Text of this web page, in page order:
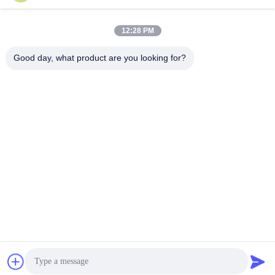
17. Stockwerk, Block 9A, Baoneng Science Park, Qinghu
Energiewaffe Lieferant. Copyright-© 2024-2026 HUSHA GROUP .
12:28 PM
Good day, what product are you looking for?